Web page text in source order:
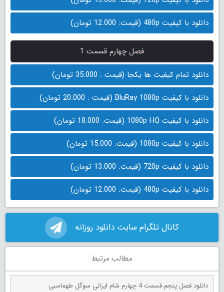
دانلود با کیفیت 480p (قیمت: 12.000 تومان)
فصل چهارم قسمت 1
دانلود تمام کیفیت ها یکجا (قیمت : 35.000 تومان)
دانلود با کیفیت BluRay 1080p (قیمت : 20.000 تومان)
دانلود با کیفیت 1080p HQ (قیمت: 18.000 تومان)
دانلود با کیفیت 1080p (قیمت: 15.000 تومان)
دانلود با کیفیت 720p (قیمت: 13.000 تومان)
دانلود با کیفیت 480p (قیمت: 12.000 تومان)
کانال تلگرام سایت دانلود روزانه
مطالب مرتبط
دانلود فصل پنجم قسمت 4 چهارم شام ایرانی سوگل طهماسبی